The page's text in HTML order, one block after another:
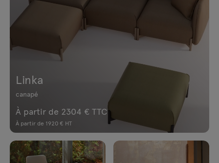
Linka
canapé
À partir de 2304 € TTC
À partir de 1920 € HT